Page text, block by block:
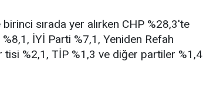
sırada yer alırken CHP %28,3'te
İYİ Parti %7,1, Yeniden Refah
%2,1, TİP %1,3 ve diğer partiler %1,4